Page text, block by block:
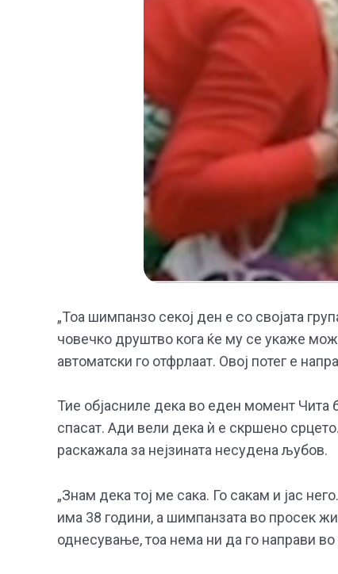
„Тоа шимпанзо секој ден е со својата
човечко друштво кога ќе му се укаже
автоматски го отфрлаат. Овој потег е
Тие објасниле дека во еден момент Чита
спасат. Ади вели дека ѝ е скршено
раскажала за нејзината несудена љубов.
„Знам дека тој ме сака. Го сакам и јас
има 38 години, а шимпанзата во просек
однесување, тоа нема ни да го направи